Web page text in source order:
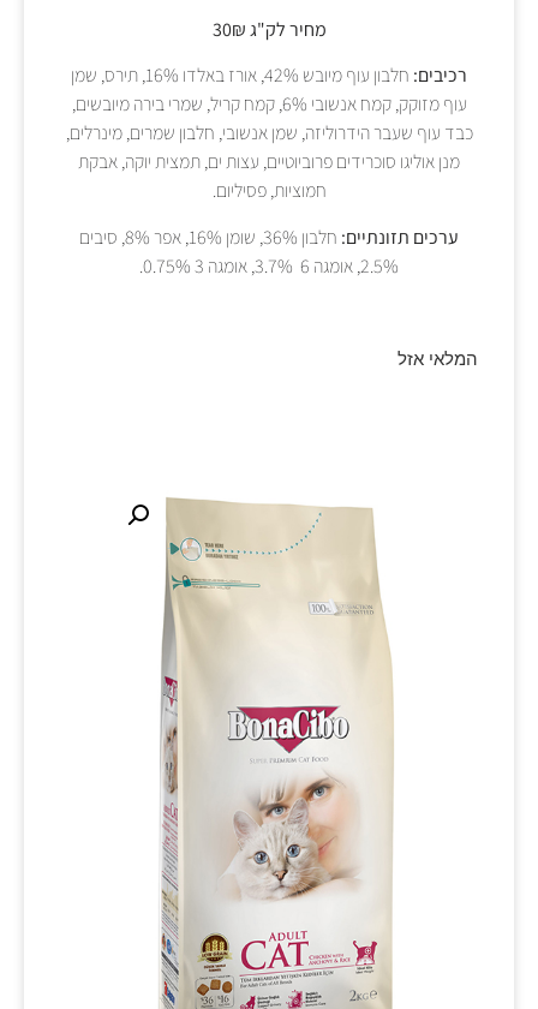
מחיר לק"ג 30₪
רכיבים:
חלבון עוף מיובש 42%, אורז באלדו 16%, תירס, שמן
עוף מזוקק, קמח אנשובי 6%, קמח קריל, שמרי בירה מיובשים,
כבד עוף שעבר הידרוליזה, שמן אנשובי, חלבון שמרים, מינרלים,
מנן אוליגו סוכרידים פרוביוטיים, עצות ים, תמצית יוקה, אבקת
חמוציות, פסיליום.
ערכים תזונתיים:
חלבון 36%, שומן 16%, אפר 8%, סיבים
2.5%, אומגה 6 3.7%, אומגה 3 0.75%.
המלאי אזל